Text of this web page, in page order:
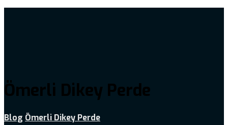
Ömerli Dikey Perde
Blog Ömerli Dikey Perde